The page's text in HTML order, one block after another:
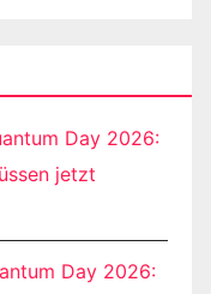
Day 2026:
jetzt
Day 2026: